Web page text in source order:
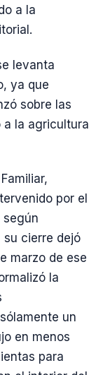
a la
levanta
ya que
sobre las
la agricultura
por el
según
cierre dejó
marzo de ese
la
un
en menos
para